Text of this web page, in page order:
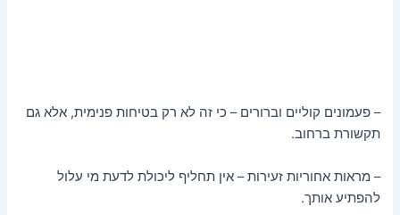
– פעמונים קוליים וברורים – כי זה לא רק בטיחות פנימית, אלא גם
תקשורת ברחוב.
– מראות אחוריות זעירות – אין תחליף ליכולת לדעת מי עלול
להפתיע אותך.